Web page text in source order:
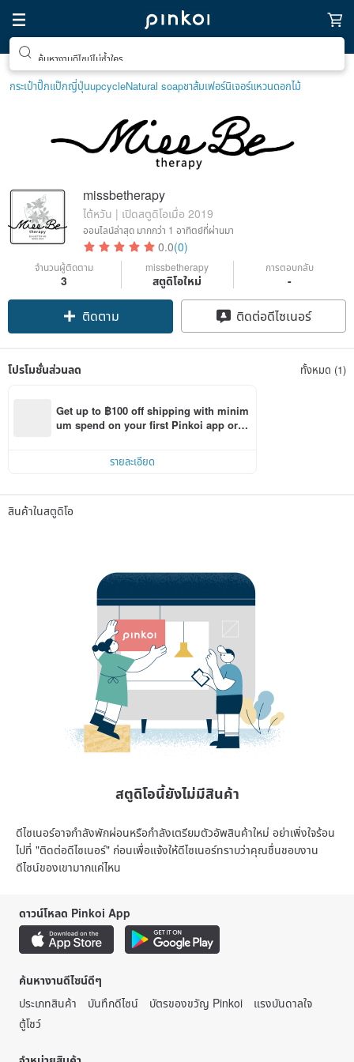
ค้นหางานดีไซน์ไม่ซ้ำใคร
กระเป๋าปิ๊กแป๊กญี่ปุ่นupcycleNatural soapชาส้มเฟอร์นิเจอร์แหวนดอกไม้
missbetherapy
ไต้หวัน | เปิดสตูดิโอเมื่อ 2019
ออนไลน์ล่าสุด มากกว่า 1 อาทิตย์ที่ผ่านมา
0.0(0)
จำนวนผู้ติดตาม
3
missbetherapy
สตูดิโอใหม่
การตอบกลับ
-
ติดตาม ติดต่อดีไซเนอร์
โปรโมชั่นส่วนลด ทั้งหมด (1)
Get up to ฿100 off shipping with minim
um spend on your first Pinkoi app orde
รายละเอียด
สินค้าในสตูดิโอ
สตูดิโอนี้ยังไม่มีสินค้า
ดีไซเนอร์อาจกำลังพักผ่อนหรือกำลังเตรียมตัวอัพสินค้าใหม่ อย่าเพิ่งใจร้อน
ไปที่ "ติดต่อดีไซเนอร์" ก่อนเพื่อแจ้งให้ดีไซเนอร์ทราบว่าคุณชื่นชอบงาน
ดีไซน์ของเขามากแค่ไหน
ดาวน์โหลด Pinkoi App
ค้นหางานดีไซน์ดีๆ
ประเภทสินค้า
บันทึกดีไซน์ บัตรของขวัญ Pinkoi
แรงบันดาลใจ
ตู้โชว์